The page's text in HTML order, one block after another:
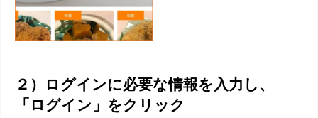
２）ログインに必要な情報を入力し、
「ログイン」をクリック